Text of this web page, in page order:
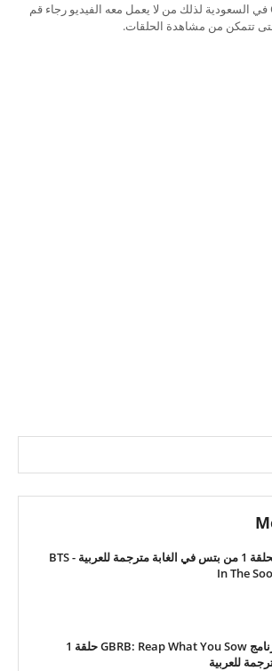
تم حظر سيرفر Ok.ru في السعودية لذلك من لا يعمل معه الفيديو رجاء قم
الحلقة 1 من بتس في الغابة مترجمة للعربية - BTS
In The
برنامج GBRB: Reap What You Sow حلقة 1
للعربية